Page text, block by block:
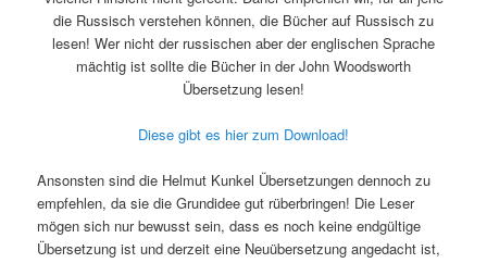
die Russisch verstehen können, die Bücher auf Russisch zu
lesen! Wer nicht der russischen aber der englischen Sprache
mächtig ist sollte die Bücher in der John Woodsworth
Übersetzung lesen!
Diese gibt es hier zum Download!
Ansonsten sind die Helmut Kunkel Übersetzungen dennoch zu
empfehlen, da sie die Grundidee gut rüberbringen! Die Leser
mögen sich nur bewusst sein, dass es noch keine endgültige
Übersetzung ist und derzeit eine Neuübersetzung angedacht ist,